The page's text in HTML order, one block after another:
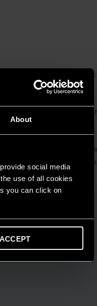
About
social media
use of all cookies
you can click on
ACCEPT
rõ Phạm vi 1 - phát thải
động môi trường.
phần kiểm soát biến đổi khí
của mọi doanh nghiệp.
tắc bền vững vào
chẽ và xác định giải pháp